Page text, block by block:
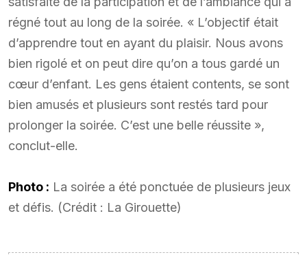
régné tout au long de la soirée. « L’objectif était
d’apprendre tout en ayant du plaisir. Nous avons
bien rigolé et on peut dire qu’on a tous gardé un
cœur d’enfant. Les gens étaient contents, se sont
bien amusés et plusieurs sont restés tard pour
prolonger la soirée. C’est une belle réussite »,
conclut-elle.
Photo : La soirée a été ponctuée de plusieurs jeux
et défis. (Crédit : La Girouette)